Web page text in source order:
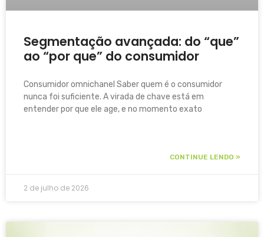
Segmentação avançada: do “que”
ao “por que” do consumidor
Consumidor omnichanel Saber quem é o consumidor
nunca foi suficiente. A virada de chave está em
entender por que ele age, e no momento exato
CONTINUE LENDO »
2 de julho de 2026